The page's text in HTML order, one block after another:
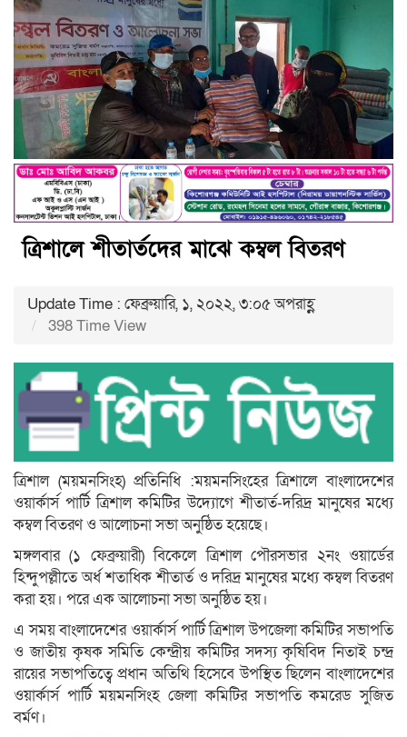
ত্রিশা‌লে শীতার্তদের মা‌ঝে কম্বল বিতরণ
Update Time : ফেব্রুয়ারি, ১, ২০২২, ৩:০৫ অপরাহ্ণ
398 Time View
ত্রিশাল (ময়মন‌সিংহ) প্রতি‌নি‌ধি :ময়মন‌সিং‌হের ত্রিশা‌লে বাংলা‌দে‌শের
ওয়ার্কার্স পা‌র্টি ত্রিশাল ক‌মি‌টির উ‌দ্যো‌গে শীতার্ত-দ‌রিদ্র মানু‌ষের ম‌ধ্যে
কম্বল বিতরণ ও আ‌লোচনা সভা অনু‌ষ্ঠিত হ‌য়ে‌ছে।
মঙ্গলবার (১ ফেব্রুয়ারী) বি‌কে‌লে ত্রিশাল পৌরসভার ২নং ওয়া‌র্ডের
হিন্দুপল্ল‌ী‌তে অর্ধ শতা‌ধিক শীতার্ত ও দ‌রিদ্র মানু‌ষের ম‌ধ্যে কম্বল বিতরণ
করা হয়। প‌রে এক আ‌লোচনা সভা অনু‌ষ্ঠিত হয়।
এ সময় বাংলা‌দে‌শের ওয়ার্কার্স পা‌র্টি ত্রিশাল উপ‌জেলা ক‌মি‌টির সভাপ‌তি
ও জাতীয় কৃষক সমি‌তি কেন্দ্রীয় ক‌মি‌টির সদস‌্য কৃ‌ষি‌বিদ নিতাই চন্দ্র
রা‌য়ের সভাপ‌তি‌ত্বে প্রধান অ‌তি‌থি হি‌সে‌বে উপ‌স্থিত ছি‌লেন বাংলা‌দে‌শের
ওয়ার্কার্স পা‌র্টি ময়মন‌সিংহ জেলা ক‌মি‌টির সভাপ‌তি কম‌রেড সু‌জিত
বর্মণ।